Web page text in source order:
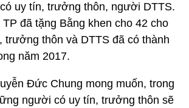
uy tín, trưởng thôn, người DTTS.
đã tặng Bằng khen cho 42 cho
trưởng thôn và DTTS đã có thành
năm 2017.
Đức Chung mong muốn, trong
người có uy tín, trưởng thôn sẽ